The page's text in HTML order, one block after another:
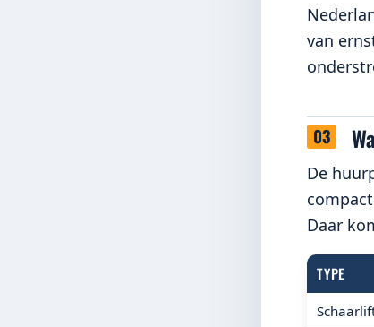
van
De
Daar
TYPE